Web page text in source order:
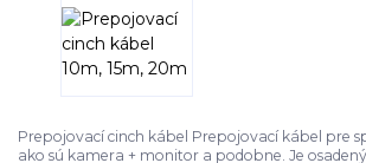
Prepojovací cinch kábel Prepojovací kábel pre
ako sú kamera + monitor a podobne. Je